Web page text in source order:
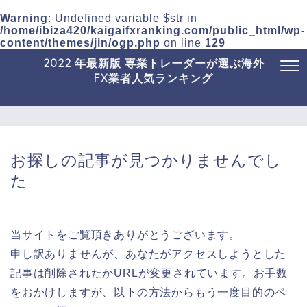
Warning: Undefined variable $str in
/home/ibiza420/kaigaifxranking.com/public_html/wp-
content/themes/jin/ogp.php on line 129
2022 年最新版 専業トレーダーが選ぶ海外
FX業者人気ランキング
お探しの記事が見つかりませんでし
た
当サイトをご覧頂きありがとうございます。
申し訳ありませんが、あなたがアクセスしようとした
記事は削除されたかURLが変更されています。お手数
をおかけしますが、以下の方法からもう一度目的のペ